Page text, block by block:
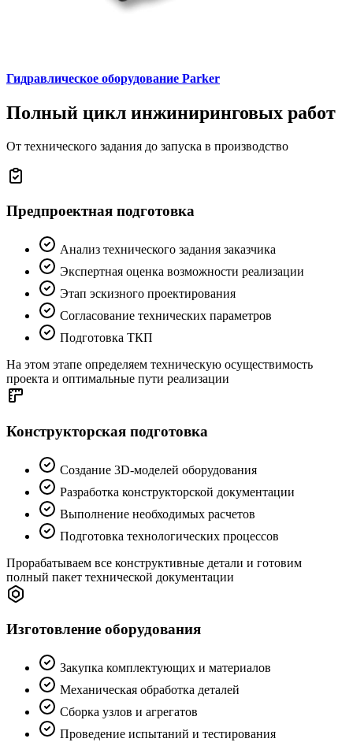
Гидравлическое оборудование Parker
Полный цикл инжиниринговых работ
От технического задания до запуска в производство
Предпроектная подготовка
Анализ технического задания заказчика
Экспертная оценка возможности реализации
Этап эскизного проектирования
Согласование технических параметров
Подготовка ТКП
На этом этапе определяем техническую осуществимость
проекта и оптимальные пути реализации
Конструкторская подготовка
Создание 3D-моделей оборудования
Разработка конструкторской документации
Выполнение необходимых расчетов
Подготовка технологических процессов
Прорабатываем все конструктивные детали и готовим
полный пакет технической документации
Изготовление оборудования
Закупка комплектующих и материалов
Механическая обработка деталей
Сборка узлов и агрегатов
Проведение испытаний и тестирования